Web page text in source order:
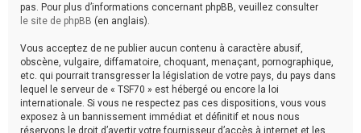
pas. Pour plus d’informations concernant phpBB, veuillez consulter
le site de phpBB (en anglais).
Vous acceptez de ne publier aucun contenu à caractère abusif,
obscène, vulgaire, diffamatoire, choquant, menaçant, pornographique,
etc. qui pourrait transgresser la législation de votre pays, du pays dans
lequel le serveur de « TSF70 » est hébergé ou encore la loi
internationale. Si vous ne respectez pas ces dispositions, vous vous
exposez à un bannissement immédiat et définitif et nous nous
réservons le droit d’avertir votre fournisseur d’accès à internet et les